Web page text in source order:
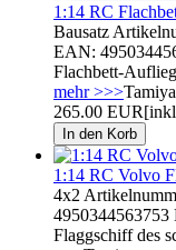
1:14 RC
Bausatz
EAN:
Flachbett-
mehr >>>Tamiya
265.00 EUR
1:14 RC Volvo
4x2
Flaggschiff des